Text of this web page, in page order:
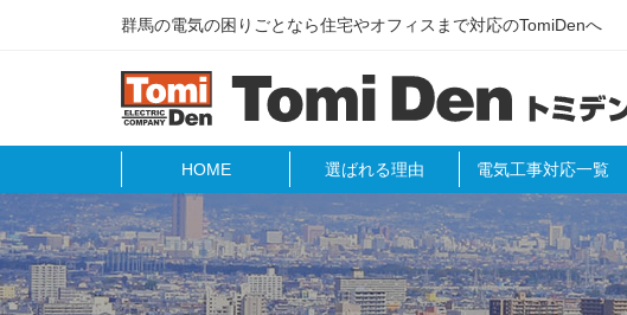
群⾺の電気の困りごとなら住宅やオフィスまで対応のTomiDenへ
HOME 選ばれる理由 電気工事対応一覧